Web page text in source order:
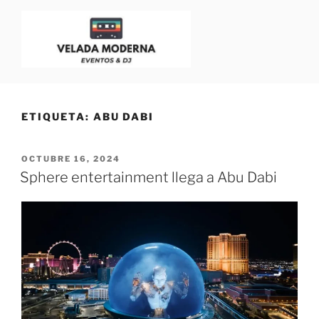
ETIQUETA: ABU DABI
OCTUBRE 16, 2024
Sphere entertainment llega a Abu Dabi